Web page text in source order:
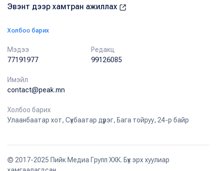
Эвэнт дээр хамтран ажиллах
Холбоо барих
Мэдээ
77191977
Редакц
99126085
Имэйл
contact@peak.mn
Холбоо барих
Улаанбаатар хот, Сүхбаатар дүүрэг, Бага тойруу, 24-р байр
© 2017-2025 Пийк Медиа Групп ХХК. Бүх эрх хуулиар